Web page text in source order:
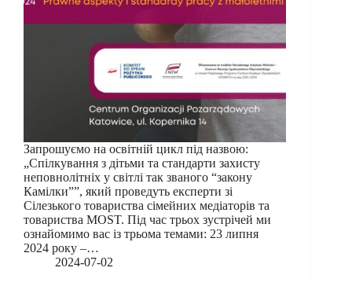
Запрошуємо на освітній цикл під назвою:
„Спілкування з дітьми та стандарти захисту
неповнолітніх у світлі так званого “закону
Камілки””, який проведуть експерти зі
Сілезького товариства сімейних медіаторів та
товариства MOST. Під час трьох зустрічей ми
ознайомимо вас із трьома темами: 23 липня
2024 року –…
2024-07-02